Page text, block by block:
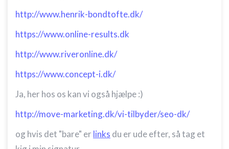
http://www.henrik-bondtofte.dk/
https://www.online-results.dk
http://www.riveronline.dk/
https://www.concept-i.dk/
Ja, her hos os kan vi også hjælpe :)
http://move-marketing.dk/vi-tilbyder/seo-dk/
og hvis det "bare" er links du er ude efter, så tag et